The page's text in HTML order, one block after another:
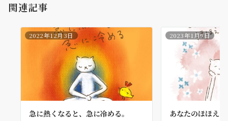
関連記事
2022年12月3日
急に熱くなると、急に冷める。
2023年1月9日
あなたのほほえ